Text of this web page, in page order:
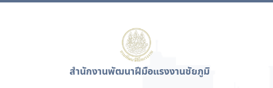
สำนักงานพัฒนาฝีมือแรงงานชัยภูมิ